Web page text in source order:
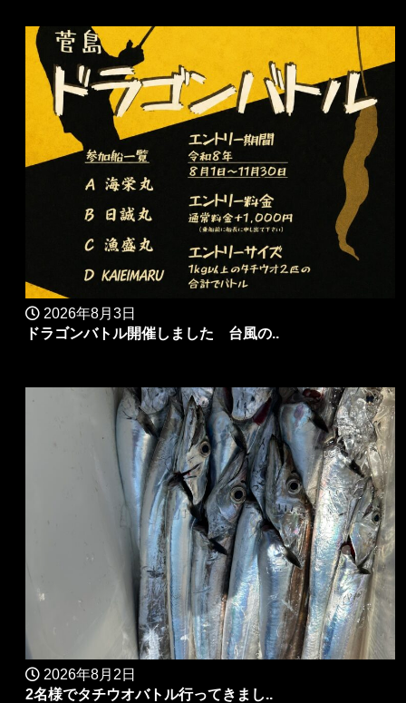
2026年8月3日
ドラゴンバトル開催しました 台風の..
2026年8月2日
2名様でタチウオバトル行ってきまし..